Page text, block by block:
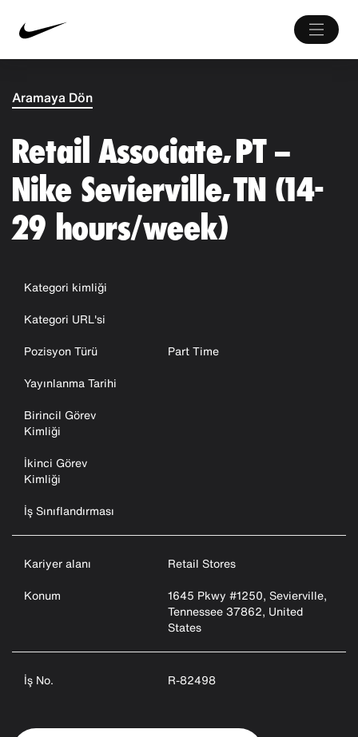
Aramaya Dön
Retail Associate, PT –
Nike Sevierville, TN (14-
29 hours/week)
Kategori kimliği
Kategori URL'si
Pozisyon Türü
Part Time
Yayınlanma Tarihi
Birincil Görev
Kimliği
İkinci Görev
Kimliği
İş Sınıflandırması
Kariyer alanı
Retail Stores
Konum
1645 Pkwy #1250, Sevierville,
Tennessee 37862, United
States
İş No. R-82498